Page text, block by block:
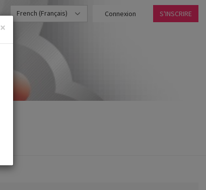
French (Français) Connexion S'INSCRIRE
×